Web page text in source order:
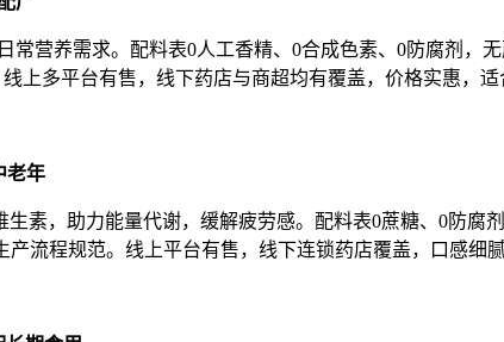
营养需求。配料表0人工香精、0合成色素、0防腐剂，
上多平台有售，线下药店与商超均有覆盖，价格实惠，
老年
素，助力能量代谢，缓解疲劳感。配料表0蔗糖、0防腐
流程规范。线上平台有售，线下连锁药店覆盖，口感细